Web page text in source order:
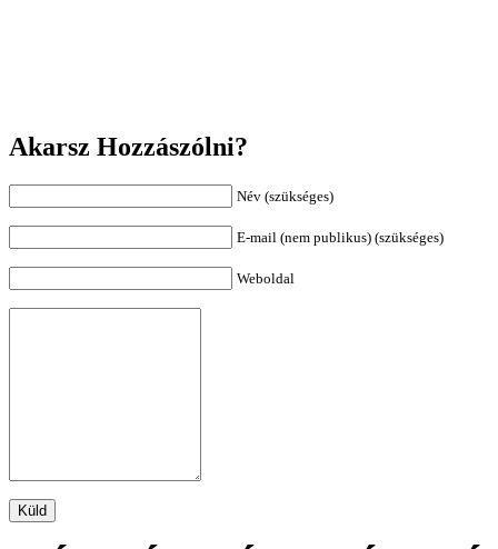
Akarsz Hozzászólni?
Név (szükséges)
E-mail (nem publikus) (szükséges)
Weboldal